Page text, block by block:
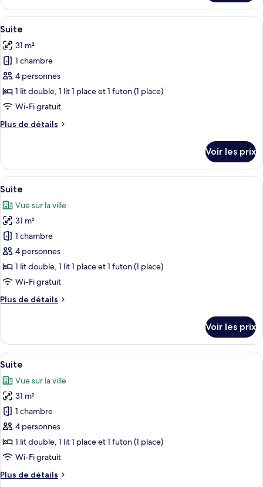
le
type
de
Suite
Afficher
toutes
les
photos
pour
ce
type
chambre :
21
Suite
31 m²
1 chambre
4 personnes
1 lit double, 1 lit 1 place et 1 futon (1 place)
Wi-Fi gratuit
Plus de détails
Plus
le
type
de
Suite
Voir les prix
Afficher
toutes
les
photos
pour
ce
type
de
chambre :
Suite
16
Suite
Vue sur la ville
31 m²
1 chambre
4 personnes
1 lit double, 1 lit 1 place et 1 futon (1 place)
Wi-Fi gratuit
Plus de détails
Plus
le
type
de
Suite
Voir les prix
Afficher
toutes
les
photos
pour
ce
type
de
chambre :
Suite
13
Suite
Vue sur la ville
31 m²
1 chambre
4 personnes
1 lit double, 1 lit 1 place et 1 futon (1 place)
Wi-Fi gratuit
Plus de détails
Plus